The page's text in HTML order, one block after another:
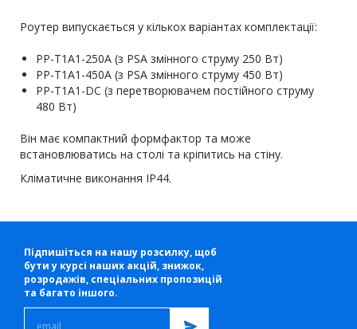
Роутер випускається у кількох варіантах комплектації:
PP-T1A1-250A (з PSA змінного струму 250 Вт)
PP-T1A1-450A (з PSA змінного струму 450 Вт)
PP-T1A1-DC (з перетворювачем постійного струму
480 Вт)
Він має компактний формфактор та може
встановлюватись на столі та кріпитись на стіну.
Кліматичне виконання IP44.
Підпишіться на нашу розсилку, щоб
бути у курсі наших акцій, знижок,
розродажів, спеціальних пропозицій
та багато іншого.